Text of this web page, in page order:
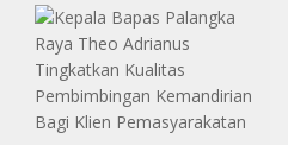
ke-81